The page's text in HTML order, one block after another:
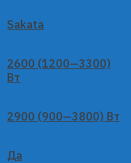
Sakata
2600 (1200—3300)
Вт
2900 (900—3800) Вт
Да